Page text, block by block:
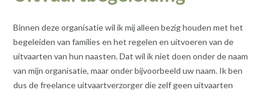
Binnen deze organisatie wil ik mij alleen bezig houden met het
begeleiden van families en het regelen en uitvoeren van de
uitvaarten van hun naasten. Dat wil ik niet doen onder de naam
van mijn organisatie, maar onder bijvoorbeeld uw naam. Ik ben
dus de freelance uitvaartverzorger die zelf geen uitvaarten